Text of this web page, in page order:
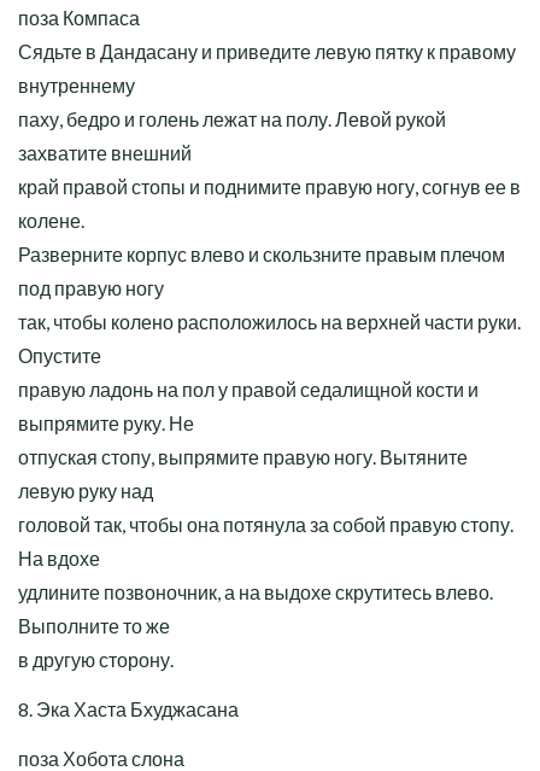
поза Компаса
Сядьте в Дандасану и приведите левую пятку к правому
внутреннему
паху, бедро и голень лежат на полу. Левой рукой
захватите внешний
край правой стопы и поднимите правую ногу, согнув ее в
колене.
Разверните корпус влево и скользните правым плечом
под правую ногу
так, чтобы колено расположилось на верхней части руки.
Опустите
правую ладонь на пол у правой седалищной кости и
выпрямите руку. Не
отпуская стопу, выпрямите правую ногу. Вытяните
левую руку над
головой так, чтобы она потянула за собой правую стопу.
На вдохе
удлините позвоночник, а на выдохе скрутитесь влево.
Выполните то же
в другую сторону.
8. Эка Хаста Бхуджасана
поза Хобота слона